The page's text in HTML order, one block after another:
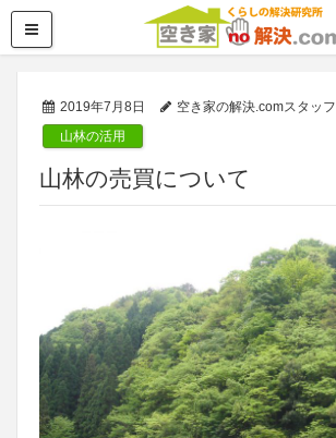
2019年7月8日
空き家の解決.comスタッフ
山林の活用
山林の売買について